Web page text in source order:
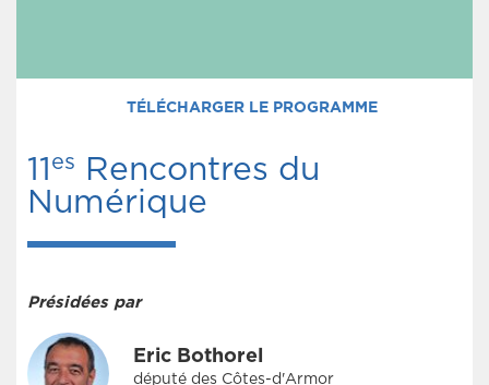
TÉLÉCHARGER LE PROGRAMME
11 es
Rencontres du
Numérique
Présidées par
Eric Bothorel
député des Côtes-d'Armor